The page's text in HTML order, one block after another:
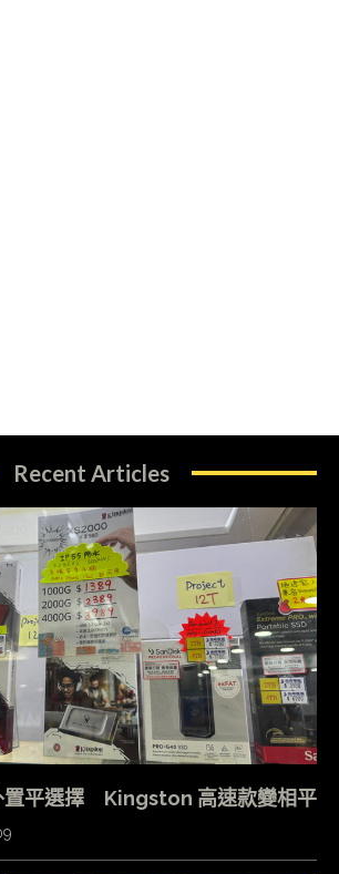
Recent Articles
置平選擇 Kingston 高速款變相平